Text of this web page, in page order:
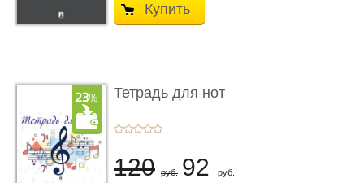
Купить
Тетрадь для нот
120 руб. 92 руб.